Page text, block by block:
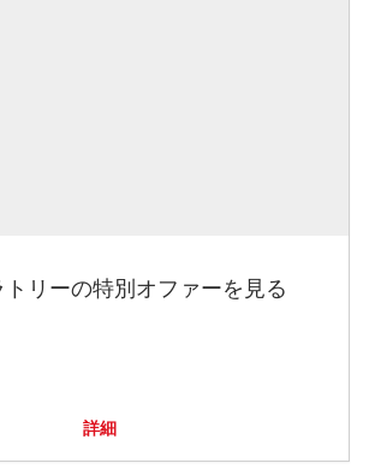
トリーの特別オファーを見る
詳細